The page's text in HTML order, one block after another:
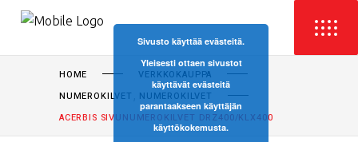
HOME
VERKKOKAUPPA
NUMEROKILVET
NUMEROKILVET
ACERBIS SIVUNUMEROKILVET DRZ400/KLX400
Sivusto käyttää evästeitä.
Yleisesti ottaen sivustot
käyttävät evästeitä
parantaakseen käyttäjän
käyttökokemusta.